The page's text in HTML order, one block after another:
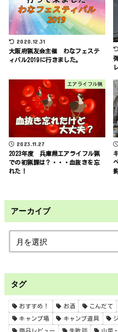
2020.12.31
大阪府猟友会主催 わなフェステ
ィバル2019に行きました。
エアライフル猟
2023.11.27
2023年度 兵庫県エアライフル猟
での初猟課は？・・・血抜きを忘
れた！
アーカイブ
タグ
おすすめ！ お酒 こんだて
キャンプ場 キャンプ道具
商品レビュー 失敗談 山菜